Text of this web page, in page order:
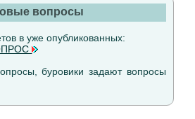
вопросы
в уже опубликованных:
буровики задают вопросы